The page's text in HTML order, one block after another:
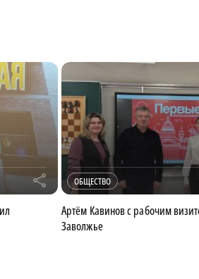
r ОБЩЕСТВО
Артём Кавинов с рабочим
Заволжье